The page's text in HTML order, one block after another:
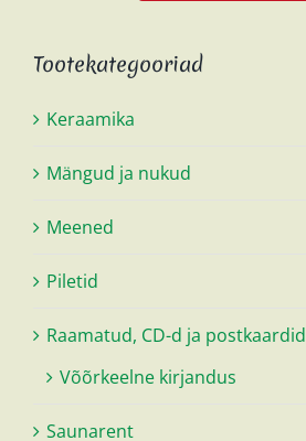
Tootekategooriad
Keraamika
Mängud ja nukud
Meened
Piletid
Raamatud, CD-d ja postkaardid
Võõrkeelne kirjandus
Saunarent